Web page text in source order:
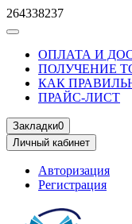
264338237
ОПЛАТА И
ПОЛУЧЕНИЕ
КАК
ПРАЙС-ЛИСТ
Закладки0
Личный кабинет
Авторизация
Регистрация